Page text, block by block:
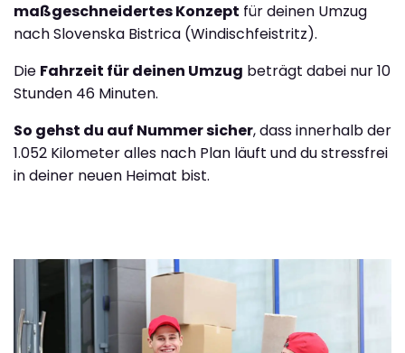
maßgeschneidertes Konzept für deinen Umzug
nach Slovenska Bistrica (Windischfeistritz).
Die Fahrzeit für deinen Umzug beträgt dabei nur 10
Stunden 46 Minuten.
So gehst du auf Nummer sicher, dass innerhalb der
1.052 Kilometer alles nach Plan läuft und du stressfrei
in deiner neuen Heimat bist.